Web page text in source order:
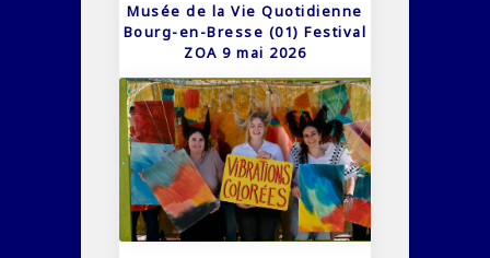
Musée de la Vie Quotidienne
Bourg-en-Bresse (01) Festival
ZOA 9 mai 2026